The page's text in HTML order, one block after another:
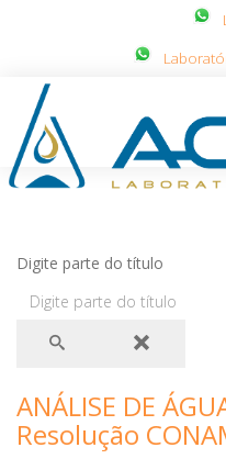
Digite parte do título
ANÁLISE DE
Resolução